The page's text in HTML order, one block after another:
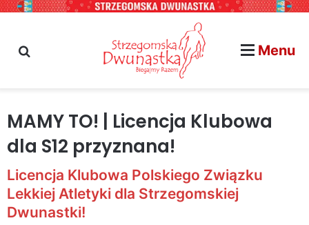
szukaj na stronie... Menu
MAMY TO! | Licencja Klubowa
dla S12 przyznana!
Licencja Klubowa Polskiego Związku
Lekkiej Atletyki dla Strzegomskiej
Dwunastki!